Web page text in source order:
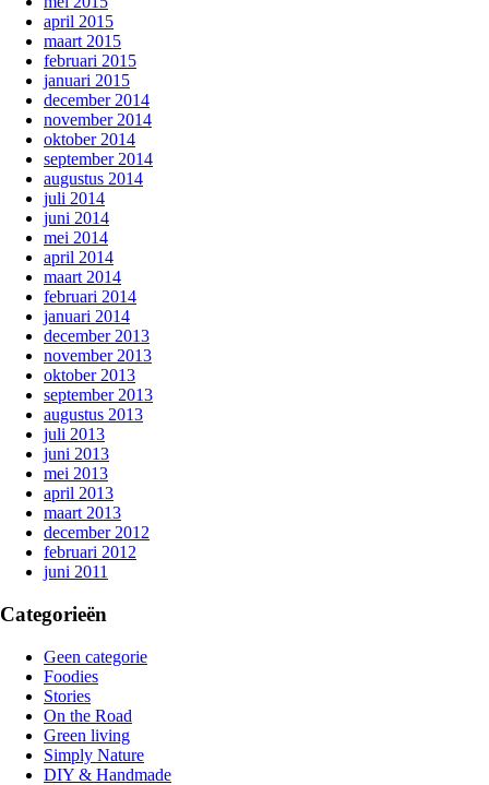
april 2015
maart 2015
februari 2015
januari 2015
december 2014
november 2014
oktober 2014
september 2014
augustus 2014
juli 2014
juni 2014
mei 2014
april 2014
maart 2014
februari 2014
januari 2014
december 2013
november 2013
oktober 2013
september 2013
augustus 2013
juli 2013
juni 2013
mei 2013
april 2013
maart 2013
december 2012
februari 2012
juni 2011
Categorieën
Geen categorie
Foodies
Stories
On the Road
Green living
Simply Nature
DIY & Handmade